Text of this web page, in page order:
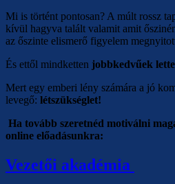
Mi is történt pontosan? A múlt rossz
kívül hagyva talált valamit amit
az őszinte elismerő figyelem
És ettől mindketten jobbkedvűek
Mert egy emberi lény számára a jó
levegő: létszükséglet!
Ha tovább szeretnéd motiválni
online előadásunkra:
Vezetői akadémia